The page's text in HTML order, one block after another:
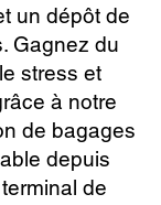
un dépôt de
Gagnez du
stress et
à notre
de bagages
depuis
de